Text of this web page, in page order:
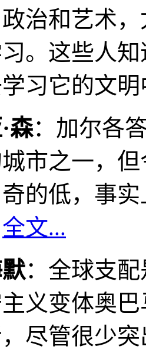
治和艺术
。这些人
习它的文
森：加尔各
市之一，
的低，事
全文...
：全球支
义变体奥
尽管很少